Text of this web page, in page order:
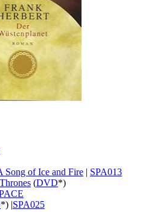
Song of Ice and Fire | SPA013
(DVD*)
*) |SPA025